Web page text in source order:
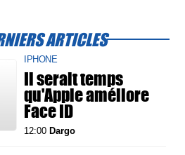
ARTICLES
IPHONE
Il serait temps
qu'Apple améliore
Face ID
12:00Dargo